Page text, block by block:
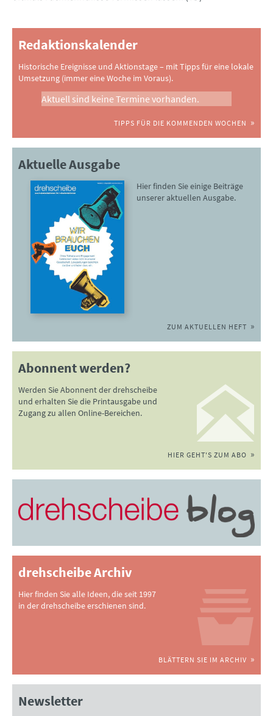
Redaktionskalender
Historische Ereignisse und Aktionstage – mit Tipps für eine lokale
Umsetzung (immer eine Woche im Voraus).
Aktuell sind keine Termine vorhanden.
TIPPS FÜR DIE KOMMENDEN WOCHEN
Aktuelle Ausgabe
Hier finden Sie einige Beiträge
unserer aktuellen Ausgabe.
ZUM AKTUELLEN HEFT
Abonnent werden?
Werden Sie Abonnent der drehscheibe
und erhalten Sie die Printausgabe und
Zugang zu allen Online-Bereichen.
HIER GEHT'S ZUM ABO
drehscheibe Archiv
Hier finden Sie alle Ideen, die seit 1997
in der drehscheibe erschienen sind.
BLÄTTERN SIE IM ARCHIV
Newsletter